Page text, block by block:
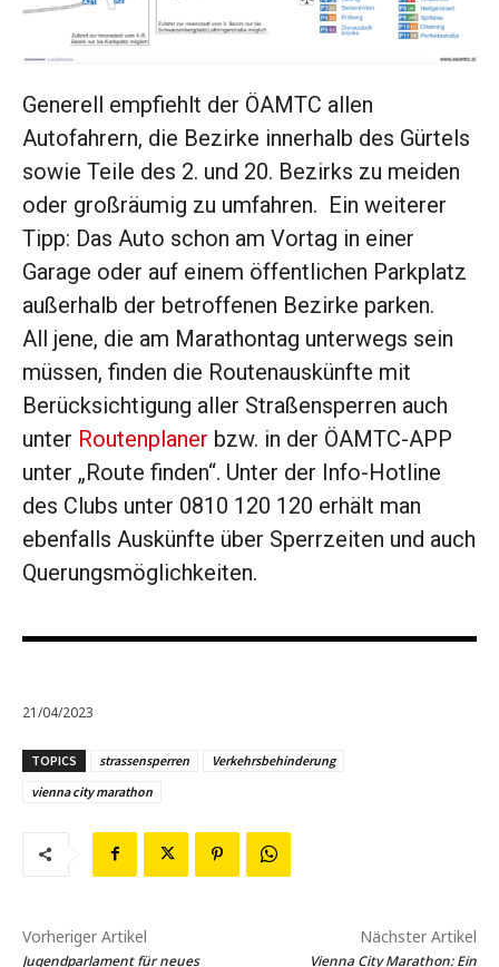
Generell empfiehlt der ÖAMTC allen
Autofahrern, die Bezirke innerhalb des Gürtels
sowie Teile des 2. und 20. Bezirks zu meiden
oder großräumig zu umfahren. Ein weiterer
Tipp: Das Auto schon am Vortag in einer
Garage oder auf einem öffentlichen Parkplatz
außerhalb der betroffenen Bezirke parken.
All jene, die am Marathontag unterwegs sein
müssen, finden die Routenauskünfte mit
Berücksichtigung aller Straßensperren auch
unter Routenplaner bzw. in der ÖAMTC-APP
unter „Route finden“. Unter der Info-Hotline
des Clubs unter 0810 120 120 erhält man
ebenfalls Auskünfte über Sperrzeiten und auch
Querungsmöglichkeiten.
21/04/2023
TOPICS strassensperren
Verkehrsbehinderung
vienna city marathon
Vorheriger Artikel
Jugendparlament für neues
Nächster Artikel
Vienna City Marathon: Ein